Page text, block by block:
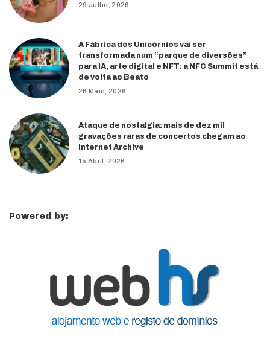
29 Julho, 2026
A Fábrica dos Unicórnios vai ser
transformada num “parque de diversões”
para IA, arte digital e NFT: a NFC Summit está
de volta ao Beato
26 Maio, 2026
Ataque de nostalgia: mais de dez mil
gravações raras de concertos chegam ao
Internet Archive
15 Abril, 2026
Powered by: